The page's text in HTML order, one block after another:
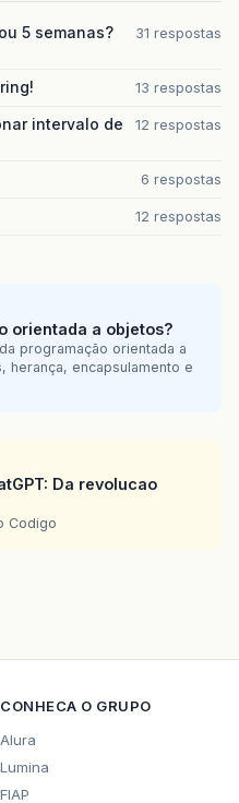
5 semanas?
31 respostas
13 respostas
intervalo de
12 respostas
6 respostas
12 respostas
orientada a objetos?
programação orientada a
encapsulamento e
Da revolucao
Codigo
CONHECA O GRUPO
Alura
Lumina
FIAP